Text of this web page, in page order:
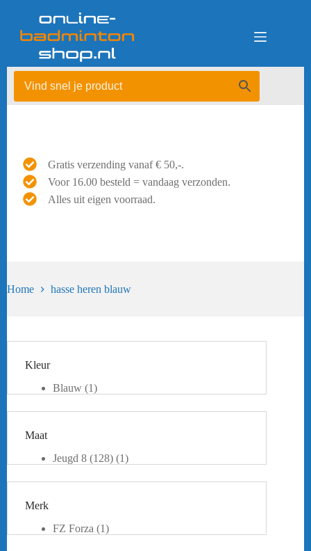
Gratis verzending vanaf € 50,-.
Voor 16.00 besteld = vandaag verzonden.
Alles uit eigen voorraad.
Home hasse heren blauw
Kleur
Blauw (1)
Maat
Jeugd 8 (128) (1)
Jeugd 12 (152) (1)
Merk
FZ Forza (1)